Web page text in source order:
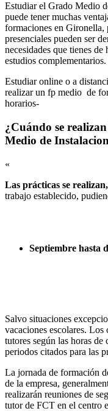
Estudiar el Grado Medio
puede tener muchas
formaciones en Gironella,
presenciales pueden ser
necesidades que tienes
estudios complementarios.
Estudiar online o a
realizar un fp medio de
horarios-
¿Cuándo se
Medio de
«
Las prácticas se
trabajo establecido,
Septiembre hasta
Salvo situaciones
vacaciones escolares. Los
tutores según las horas
periodos citados para las
La jornada de formación
de la empresa,
realizarán reuniones de
tutor de FCT en el centro